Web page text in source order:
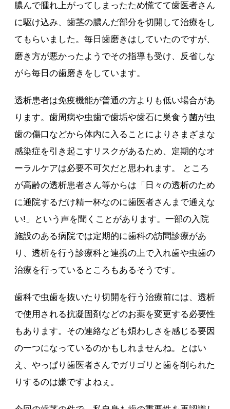
膿んで腫れ上がってしまったため慌てて歯医者さん
に駆け込み、歯茎の膿んだ部分を切開して治療をし
てもらいました。毎日歯磨きはしていたのですが、
磨き方が悪かったようでその指導も受け、反省しな
がら毎日の歯磨きをしています。
透析患者は免疫機能が普通の方よりも低い場合があ
ります。歯周病や虫歯で歯垢や歯石に巣食う菌が虫
歯の傷口などから体内に入ることによりさまざまな
感染症を引き起こすリスクがあるため、定期的なオ
ーラルケアは必要不可欠だと思われます。 ところ
が高齢の透析患者さん等からは「日々の透析のため
に通院するだけ精一杯なのに歯医者さんまで通えな
い!」という声を聞くことがあります。一部の入院
施設のある病院では定期的に歯科の訪問診療があ
り、透析を行う診療科と連携の上で入れ歯や虫歯の
治療を行っているところもあるそうです。
歯科で虫歯を抜いたり切開を行う治療前には、透析
で使用される抗凝固剤などのお薬を変更する必要性
もあります。その連絡なども煩わしさを感じる要因
の一つになっているのかもしれませんね。とはい
え、やっぱり歯医者さんでガリゴリと歯を削られた
りするのは嫌ですよねぇ。